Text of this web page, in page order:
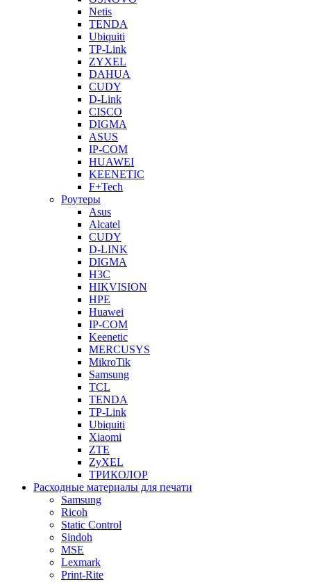
Netis
TENDA
Ubiquiti
TP-Link
ZYXEL
DAHUA
CUDY
D-Link
CISCO
DIGMA
ASUS
IP-COM
HUAWEI
KEENETIC
F+Tech
Роутеры
Asus
Alcatel
CUDY
D-LINK
DIGMA
H3C
HIKVISION
HPE
Huawei
IP-COM
Keenetic
MERCUSYS
MikroTik
Samsung
TCL
TENDA
TP-Link
Ubiquiti
Xiaomi
ZTE
ZyXEL
ТРИКОЛОР
Расходные материалы для печати
Samsung
Ricoh
Static Control
Sindoh
MSE
Lexmark
Print-Rite